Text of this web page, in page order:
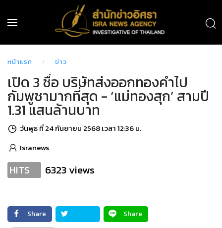
หน้าแรก ข่าว
เปิด 3 ชื่อ บริษัทส่งออกทองคำไป
กัมพูชามากที่สุด - ‘แม่ทองสุก’ สามปี
1.31 แสนล้านบาท
วันพุธ ที่ 24 กันยายน 2568 เวลา 12:36 น.
Isranews
HITS 6323 views
Share
Share